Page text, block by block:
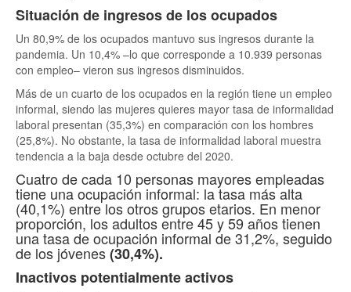
Situación de ingresos de los ocupados
Un 80,9% de los ocupados mantuvo sus ingresos durante la
pandemia. Un 10,4% –lo que corresponde a 10.939 personas
con empleo– vieron sus ingresos disminuidos.
Más de un cuarto de los ocupados en la región tiene un empleo
informal, siendo las mujeres quieres mayor tasa de informalidad
laboral presentan (35,3%) en comparación con los hombres
(25,8%). No obstante, la tasa de informalidad laboral muestra
tendencia a la baja desde octubre del 2020.
Cuatro de cada 10 personas mayores empleadas
tiene una ocupación informal: la tasa más alta
(40,1%) entre los otros grupos etarios. En menor
proporción, los adultos entre 45 y 59 años tienen
una tasa de ocupación informal de 31,2%, seguido
de los jóvenes(30,4%).
Inactivos potentialmente activos